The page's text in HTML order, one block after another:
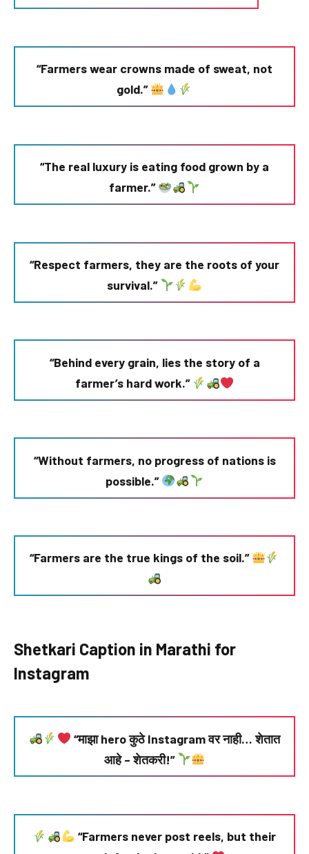
“Farmers wear crowns made of sweat, not
gold.”
“The real luxury is eating food grown by a
farmer.”
“Respect farmers, they are the roots of your
survival.”
“Behind every grain, lies the story of a
farmer’s hard work.”
“Without farmers, no progress of nations is
possible.”
“Farmers are the true kings of the soil.”
Shetkari Caption in Marathi for
Instagram
“माझा hero कुठे Instagram वर नाही… शेतात
आहे – शेतकरी!”
“Farmers never post reels, but their